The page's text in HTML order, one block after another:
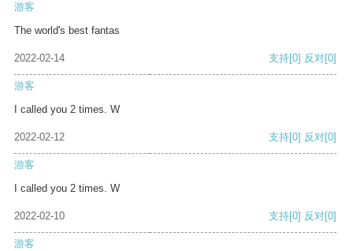
游客
The world's best fantas
2022-02-14 支持[0] 反对[0]
游客
I called you 2 times. W
2022-02-12 支持[0] 反对[0]
游客
I called you 2 times. W
2022-02-10 支持[0] 反对[0]
游客